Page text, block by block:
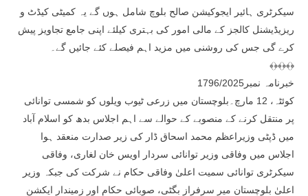
سیکرٹری ہائیر ایجوکیشن صالح بلوچ شامل ہوں گے یہ کمیٹی کیڈٹ و
ریزیڈیشنل کالجز کے مالی امور کی بہتری کیلئے اپنی جامع تجاویز پیش
کرے گی جس کی روشنی میں مزید اہم فیصلے کئے جائیں گے۔
﴾﴿﴾﴿﴾﴿
خبرنامہ نمبر1796/2025
کوئٹہ، 12 مارچ۔بلوچستان میں زرعی ٹیوب ویلوں کو شمسی توانائی
پر منتقل کرنے کے منصوبے کے حوالے سے اہم اجلاس بدھ کو اسلام آباد
میں ڈپٹی وزیراعظم محمد اسحاق ڈار کی زیر صدارت منعقد ہوا
اجلاس میں وفاقی وزیر توانائی سردار اویس خان لغاری، وفاقی
سیکرٹری توانائی سمیت اعلیٰ وفاقی حکام نے شرکت کی جبکہ وزیر
اعلیٰ بلوچستان میر سرفراز بگٹی، صوبائی حکام اور زمیندار ایکشن